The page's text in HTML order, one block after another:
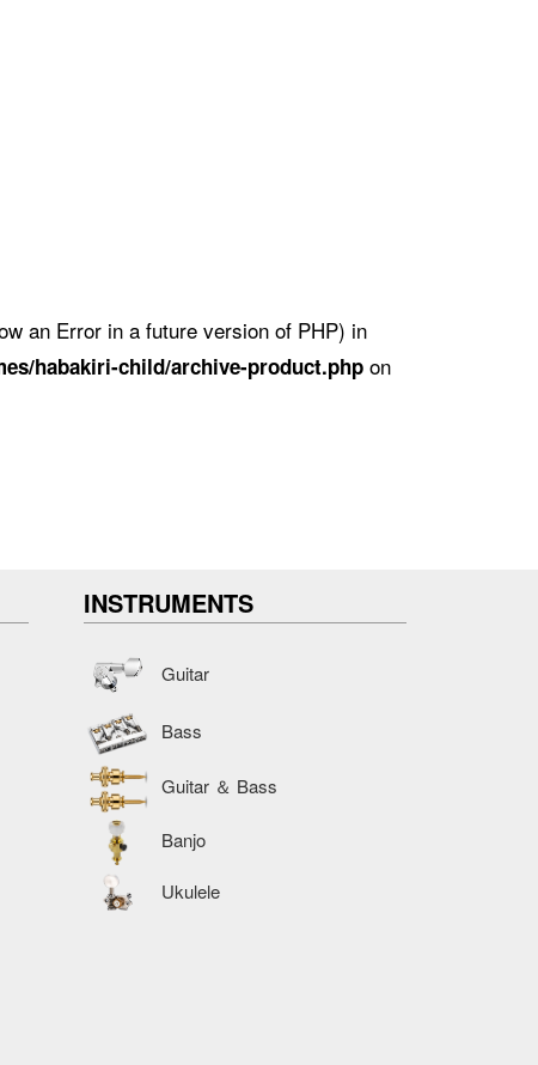
Error in a future version of PHP) in
habakiri-child/archive-product.phpon
INSTRUMENTS
Guitar
Bass
Guitar ＆ Bass
Banjo
Ukulele